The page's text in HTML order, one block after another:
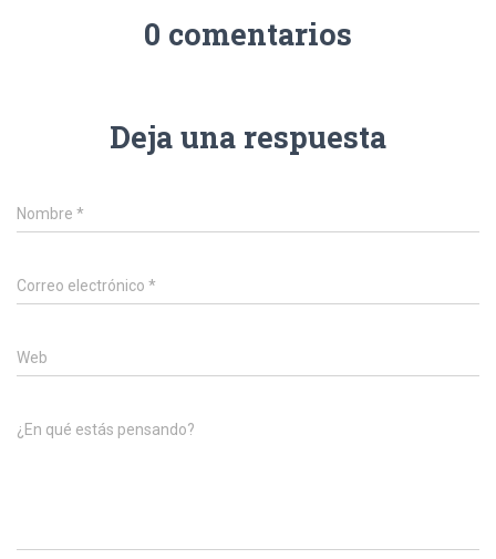
0 comentarios
Deja una respuesta
Nombre *
Correo electrónico *
Web
¿En qué estás pensando?